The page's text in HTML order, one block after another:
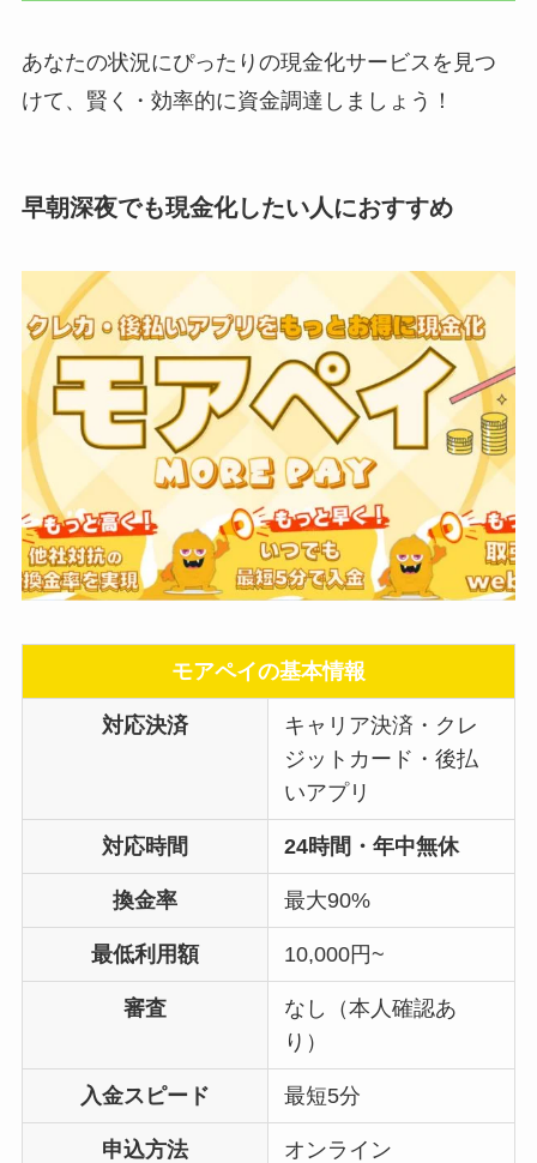
あなたの状況にぴったりの現金化サービスを見つ
けて、賢く・効率的に資金調達しましょう！
早朝深夜でも現金化したい人におすすめ
モアペイの基本情報
対応決済
キャリア決済・クレ
ジットカード・後払
いアプリ
対応時間 24時間・年中無休
換金率 最大90%
最低利用額 10,000円~
審査
なし（本人確認あ
り）
入金スピード 最短5分
申込方法 オンライン